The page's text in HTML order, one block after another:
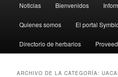
principal
Noticias Bienvenidos
Quienes somos El portal
Directorio de herbarios
ARCHIVO DE LA CATEGORÍA: